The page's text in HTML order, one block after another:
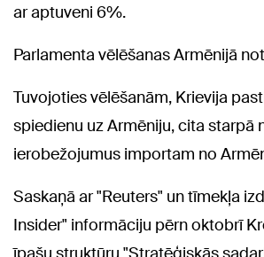
ar aptuveni 6%.
Parlamenta vēlēšanas Armēnijā
Tuvojoties vēlēšanām, Krievija
spiedienu uz Armēniju, cita starpā
ierobežojumus importam no
Saskaņā ar "Reuters" un tīmekļa
Insider" informāciju pērn oktobrī